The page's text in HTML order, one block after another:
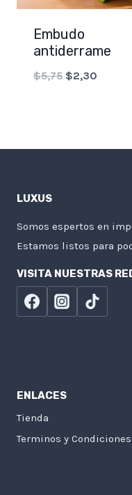
Embudo
antiderrame
$5,75 Original
$2,30
LUXUS
Somos espertos en
Estamos listos para
VISITA NUESTRAS
ENLACES
Tienda
Terminos y Condiciones